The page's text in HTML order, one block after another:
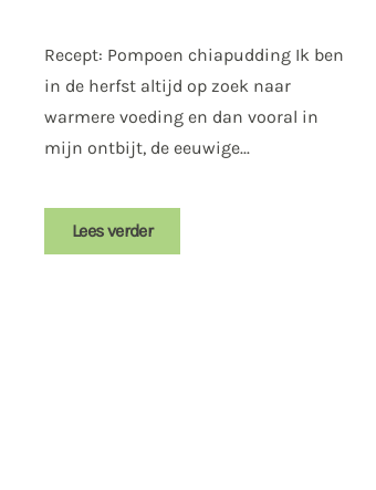
Recept: Pompoen chiapudding Ik ben
in de herfst altijd op zoek naar
warmere voeding en dan vooral in
mijn ontbijt, de eeuwige...
Lees verder